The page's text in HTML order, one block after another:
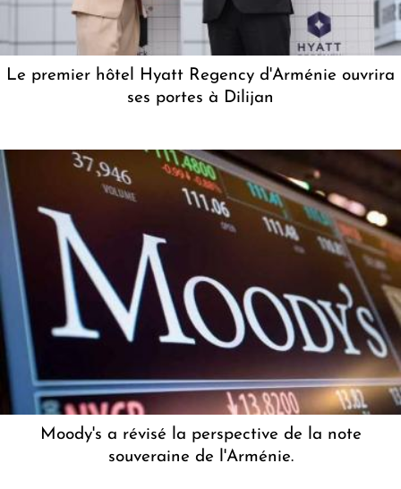
Le premier hôtel Hyatt Regency d'Arménie ouvrira
ses portes à Dilijan
Moody's a révisé la perspective de la note
souveraine de l'Arménie.